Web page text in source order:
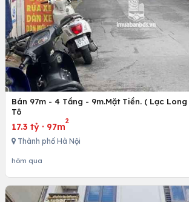
Bán 97m - 4 Tầng - 9m.Mặt Tiền. ( Lạc
Tô
17.3 tỷ · 97m
2
Thành phố Hà Nội
hôm qua